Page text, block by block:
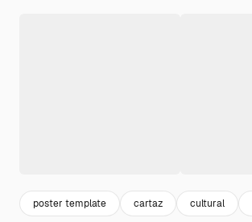
poster template cartaz cultural